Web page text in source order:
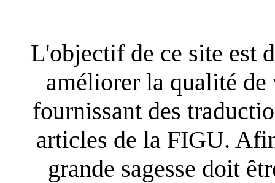
L'objectif de ce site est
améliorer la qualité de
fournissant des
articles de la FIGU.
grande sagesse doit